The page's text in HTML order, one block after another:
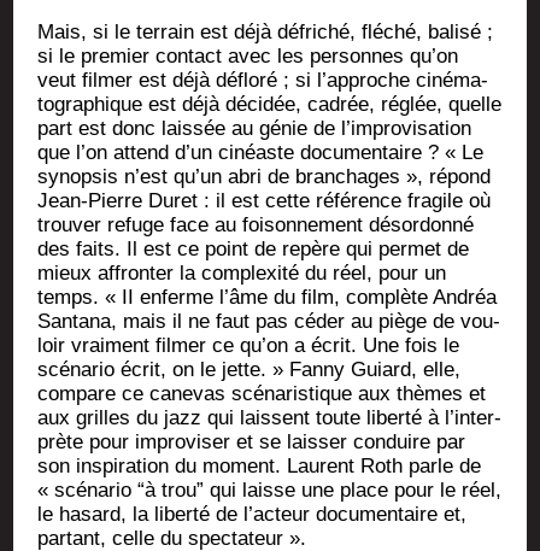
Mais, si le ter­rain est déjà défri­ché, flé­ché, bali­sé ;
si le pre­mier contact avec les per­sonnes qu’on
veut fil­mer est déjà déflo­ré ; si l’ap­proche ciné­ma­
to­gra­phique est déjà déci­dée, cadrée, réglée, quelle
part est donc lais­sée au génie de l’im­pro­vi­sa­tion
que l’on attend d’un cinéaste docu­men­taire ? « Le
synop­sis n’est qu’un abri de bran­chages », répond
Jean-Pierre Duret : il est cette réfé­rence fra­gile où
trou­ver refuge face au foi­son­ne­ment désor­don­né
des faits. Il est ce point de repère qui per­met de
mieux affron­ter la com­plexi­té du réel, pour un
temps. « II enferme l’âme du film, com­plète Andréa
San­ta­na, mais il ne faut pas céder au piège de vou­
loir vrai­ment fil­mer ce qu’on a écrit. Une fois le
scé­na­rio écrit, on le jette. » Fan­ny Guiard, elle,
com­pare ce cane­vas scé­na­ris­tique aux thèmes et
aux grilles du jazz qui laissent toute liber­té à l’in­ter­
prète pour impro­vi­ser et se lais­ser conduire par
son ins­pi­ra­tion du moment. Laurent Roth parle de
« scé­na­rio “à trou” qui laisse une place pour le réel,
le hasard, la liber­té de l’ac­teur docu­men­taire et,
par­tant, celle du spectateur ».